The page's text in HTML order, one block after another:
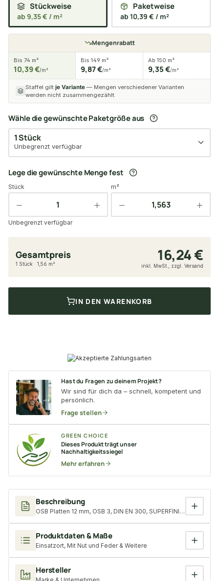
Beschreibung
OSB Platten 12 mm, OSB 3, DIN EN 300, SUPERFINISH, 4-
Produktdaten & Maße
Einsatzort, Mit Nut und Feder & Weitere
Hersteller
Stückweise
ab 9,35 € / m²
Paketweise
ab 10,39 € / m²
Mengenrabatt
Bis 74 m²
10,39 €/m²
Bis 149 m²
9,87 €/m²
Ab 150 m²
9,35 €/m²
Staffel gilt je Variante — Mengen verschiedener Varianten
werden nicht zusammengezählt.
Wähle die gewünschte Paketgröße aus
1 Stück
Unbegrenzt verfügbar
Lege die gewünschte Menge fest
Stück m²
Unbegrenzt verfügbar
Gesamtpreis 16,24 €
1 Stück · 1,56 m² inkl. MwSt., zzgl. Versand
IN DEN WARENKORB
Hast du Fragen zu deinem Projekt?
Wir sind für dich da – schnell, kompetent und
persönlich.
Frage stellen
GREEN CHOICE
Dieses Produkt trägt unser
Nachhaltigkeitssiegel
Mehr erfahren